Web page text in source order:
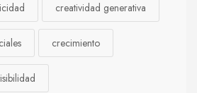
creatividad generativa
crecimiento